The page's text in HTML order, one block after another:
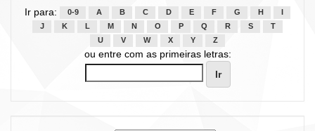
Ir para: 0-9 A B C D E F G H
J
K L M N O P Q R S
T
U
V W X Y Z
ou entre com as primeiras letras: